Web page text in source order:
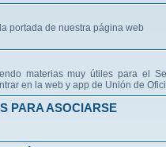
portada de nuestra página web
materias muy útiles para el
en la web y app de Unión de
PARA ASOCIARSE